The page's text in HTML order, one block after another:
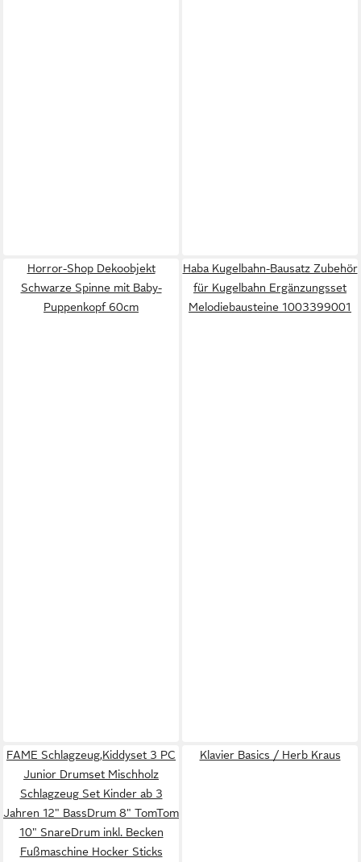
Horror-Shop Dekoobjekt
Schwarze Spinne mit Baby-
Puppenkopf 60cm
Haba Kugelbahn-Bausatz Zubehör
für Kugelbahn Ergänzungsset
Melodiebausteine 1003399001
FAME Schlagzeug,Kiddyset 3 PC
Junior Drumset Mischholz
Schlagzeug Set Kinder ab 3
Jahren 12" BassDrum 8" TomTom
10" SnareDrum inkl. Becken
Fußmaschine Hocker Sticks
Klavier Basics / Herb Kraus